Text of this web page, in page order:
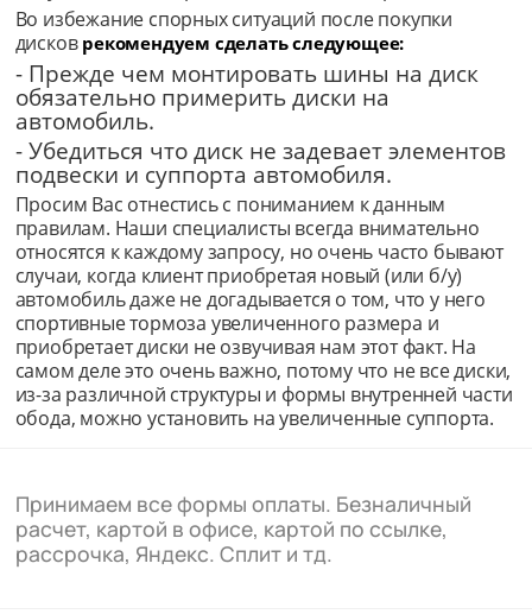
Во избежание спорных ситуаций после покупки
дисков рекомендуем сделать следующее:
- Прежде чем монтировать шины на диск
обязательно примерить диски на
автомобиль.
- Убедиться что диск не задевает элементов
подвески и суппорта автомобиля.
Просим Вас отнестись с пониманием к данным
правилам. Наши специалисты всегда внимательно
относятся к каждому запросу, но очень часто бывают
случаи, когда клиент приобретая новый (или б/у)
автомобиль даже не догадывается о том, что у него
спортивные тормоза увеличенного размера и
приобретает диски не озвучивая нам этот факт. На
самом деле это очень важно, потому что не все диски,
из-за различной структуры и формы внутренней части
обода, можно установить на увеличенные суппорта.
Принимаем все формы оплаты. Безналичный
расчет, картой в офисе, картой по ссылке,
рассрочка, Яндекс. Сплит и тд.